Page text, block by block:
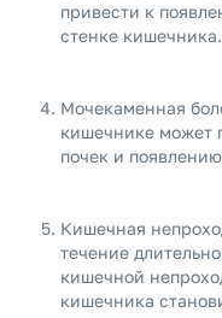
привести к
стенке кишечника.
Мочекаменная
кишечнике может
почек и
Кишечная
течение
кишечной
кишечника